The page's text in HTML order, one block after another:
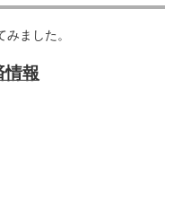
ました。
情報